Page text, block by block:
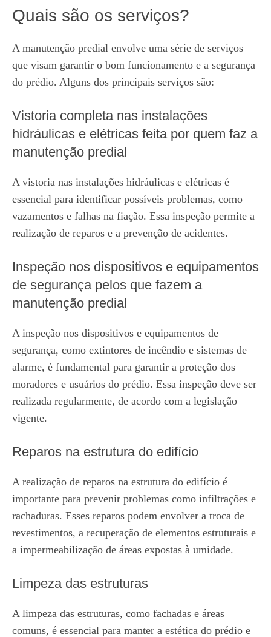
Quais são os serviços?
A manutenção predial envolve uma série de serviços
que visam garantir o bom funcionamento e a segurança
do prédio. Alguns dos principais serviços são:
Vistoria completa nas instalações
hidráulicas e elétricas feita por quem faz a
manutenção predial
A vistoria nas instalações hidráulicas e elétricas é
essencial para identificar possíveis problemas, como
vazamentos e falhas na fiação. Essa inspeção permite a
realização de reparos e a prevenção de acidentes.
Inspeção nos dispositivos e equipamentos
de segurança pelos que fazem a
manutenção predial
A inspeção nos dispositivos e equipamentos de
segurança, como extintores de incêndio e sistemas de
alarme, é fundamental para garantir a proteção dos
moradores e usuários do prédio. Essa inspeção deve ser
realizada regularmente, de acordo com a legislação
vigente.
Reparos na estrutura do edifício
A realização de reparos na estrutura do edifício é
importante para prevenir problemas como infiltrações e
rachaduras. Esses reparos podem envolver a troca de
revestimentos, a recuperação de elementos estruturais e
a impermeabilização de áreas expostas à umidade.
Limpeza das estruturas
A limpeza das estruturas, como fachadas e áreas
comuns, é essencial para manter a estética do prédio e